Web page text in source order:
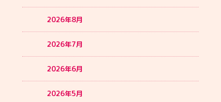
2026年8月
2026年7月
2026年6月
2026年5月